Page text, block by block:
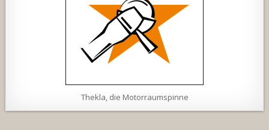
Thekla, die Motorraumspinne